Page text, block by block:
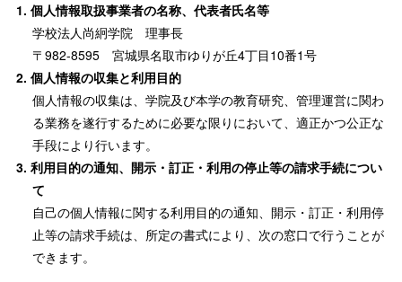
個人情報取扱事業者の名称、代表者氏名等
学校法人尚絅学院 理事長
〒982-8595 宮城県名取市ゆりが丘4丁目10番1号
個人情報の収集と利用目的
個人情報の収集は、学院及び本学の教育研究、管理運営に関わ
る業務を遂行するために必要な限りにおいて、適正かつ公正な
手段により行います。
利用目的の通知、開示・訂正・利用の停止等の請求手続につい
て
自己の個人情報に関する利用目的の通知、開示・訂正・利用停
止等の請求手続は、所定の書式により、次の窓口で行うことが
できます。